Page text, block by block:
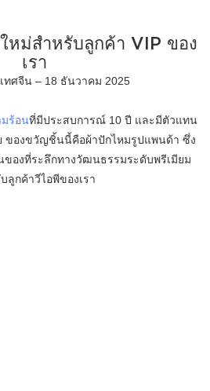
หม่สำหรับลูกค้า VIP ของ
เรา
ทศจีน – 18 ธันวาคม 2025
มร้อนที่มีประสบการณ์ 10 ปี และมีตัวแทน
ของขวัญชิ้นนี้คือผ้าปักไหมรูปแพนด้า ซึ่ง
องที่ระลึกทางวัฒนธรรมระดับพรีเมียม
ลูกค้าวีไอพีของเรา